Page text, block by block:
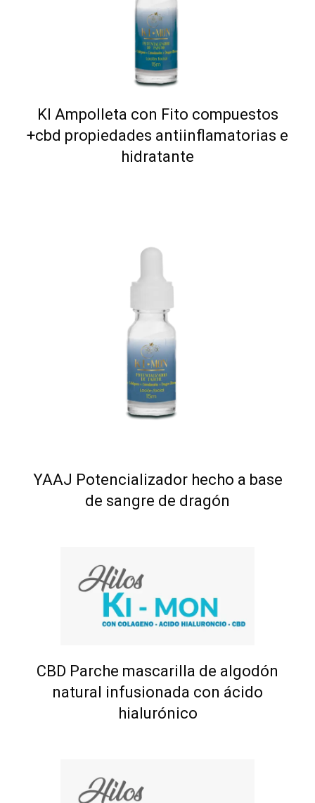
KI Ampolleta con Fito compuestos
+cbd propiedades antiinflamatorias e
hidratante
YAAJ Potencializador hecho a base
de sangre de dragón
CBD Parche mascarilla de algodón
natural infusionada con ácido
hialurónico